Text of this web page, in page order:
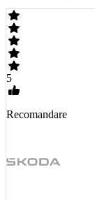
5
Recomandare